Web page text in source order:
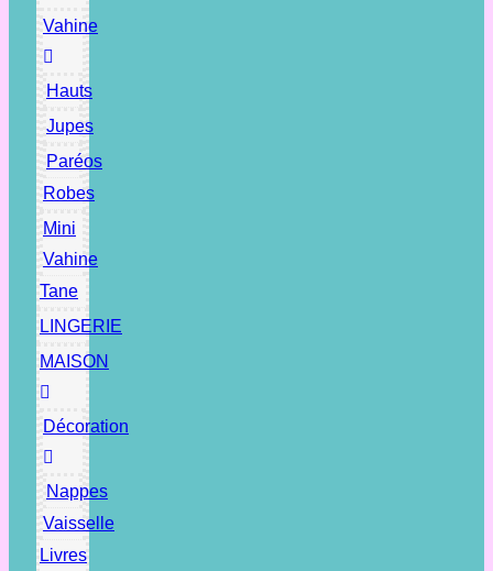
Vahine
Hauts
Jupes
Paréos
Robes
Mini
Vahine
Tane
LINGERIE
MAISON
Décoration
Nappes
Vaisselle
Livres